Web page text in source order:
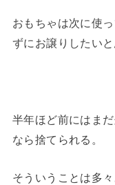
おもちゃは次に使
ずにお譲りしたいと
半年ほど前にはま
なら捨てられる。
そういうことは多々